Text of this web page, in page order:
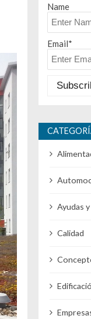
Name
Email*
Ayudas
Calidad